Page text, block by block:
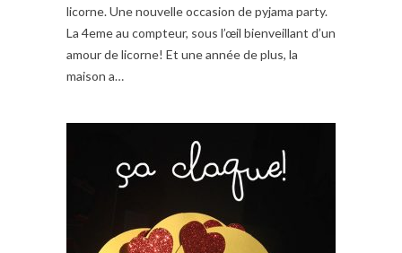
licorne. Une nouvelle occasion de pyjama party.
La 4eme au compteur, sous l’œil bienveillant d’un
amour de licorne! Et une année de plus, la
maison a…